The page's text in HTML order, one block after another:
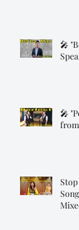
🎤
🎤